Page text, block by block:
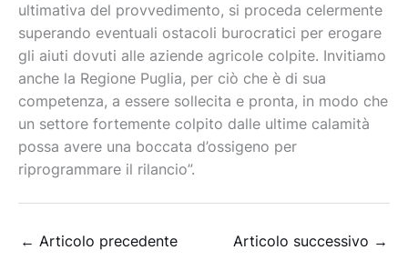
ultimativa del provvedimento, si proceda celermente
superando eventuali ostacoli burocratici per erogare
gli aiuti dovuti alle aziende agricole colpite. Invitiamo
anche la Regione Puglia, per ciò che è di sua
competenza, a essere sollecita e pronta, in modo che
un settore fortemente colpito dalle ultime calamità
possa avere una boccata d’ossigeno per
riprogrammare il rilancio”.
← Articolo precedente Articolo successivo →